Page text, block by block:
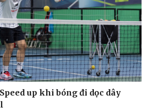
up khi bóng đi dọc dây